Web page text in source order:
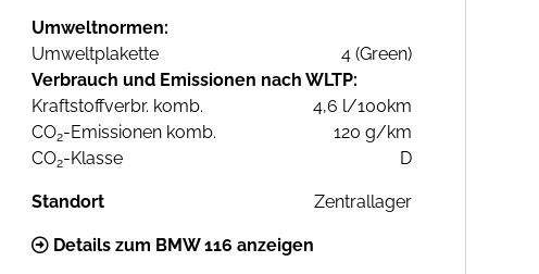
Umweltnormen:
Umweltplakette
4 (Green)
Verbrauch und Emissionen nach WLTP:
Kraftstoffverbr. komb.
4,6 l/100km
CO2-Emissionen komb.
120 g/km
CO2-Klasse D
Standort Zentrallager
Details zum BMW 116 anzeigen